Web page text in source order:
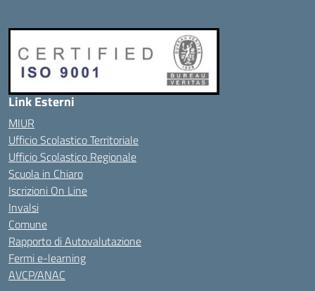
Link Esterni
MIUR
Ufficio Scolastico Territoriale
Ufficio Scolastico Regionale
Scuola in Chiaro
Iscrizioni On Line
Invalsi
Comune
Rapporto di Autovalutazione
Fermi e-learning
AVCP/ANAC